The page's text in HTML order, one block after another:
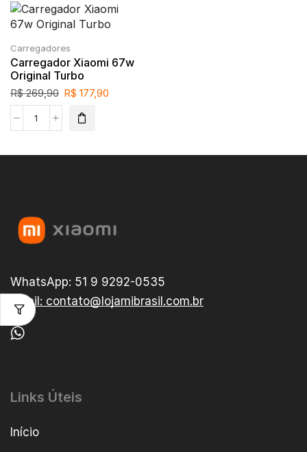
Carregadores
Carregador Xiaomi 67w
Original Turbo
R$269,90 R$ 177,90
WhatsApp: 51 9 9292-0535
Email: contato@lojamibrasil.com.br
Links Úteis
Início